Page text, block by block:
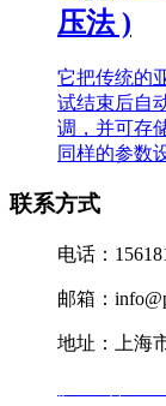
它把传统的
调，并可存
同样的参数
联系方式
电话：
邮箱：
地址：上海
沪ICP备
沪公网安